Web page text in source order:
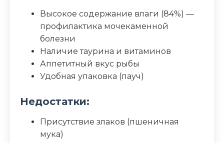
Высокое содержание влаги (84%) —
профилактика мочекаменной
болезни
Наличие таурина и витаминов
Аппетитный вкус рыбы
Удобная упаковка (пауч)
Недостатки:
Присутствие злаков (пшеничная
мука)